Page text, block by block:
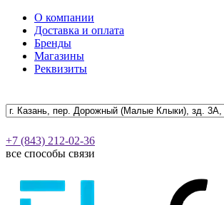
О компании
Доставка и оплата
Бренды
Магазины
Реквизиты
+7 (843) 212-02-36
все способы связи